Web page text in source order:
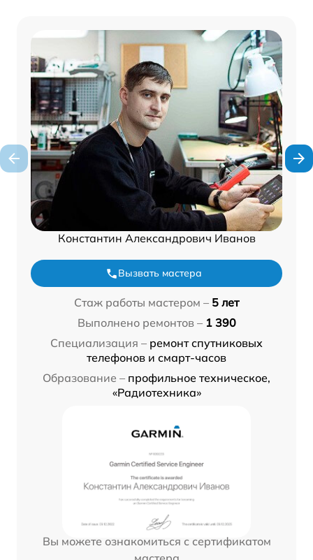
Константин Александрович Иванов
Вызвать мастера
Стаж работы мастером – 5 лет
Выполнено ремонтов – 1 390
Специализация – ремонт спутниковых
телефонов и смарт-часов
Образование – профильное техническое,
«Радиотехника»
Вы можете ознакомиться с сертификатом